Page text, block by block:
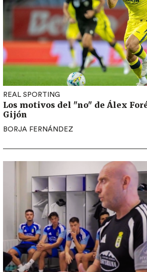
REAL SPORTING
Los motivos del "no" de Álex
Gijón
BORJA FERNÁNDEZ